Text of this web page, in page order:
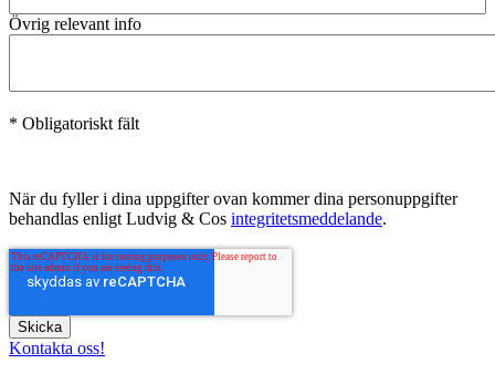
Övrig relevant info
* Obligatoriskt fält
När du fyller i dina uppgifter ovan kommer dina personuppgifter
behandlas enligt Ludvig & Cos integritetsmeddelande.
Kontakta oss!